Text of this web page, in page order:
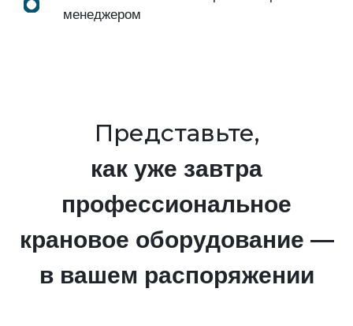
менеджером
Представьте,
как уже завтра
профессиональное
крановое оборудование —
в вашем распоряжении